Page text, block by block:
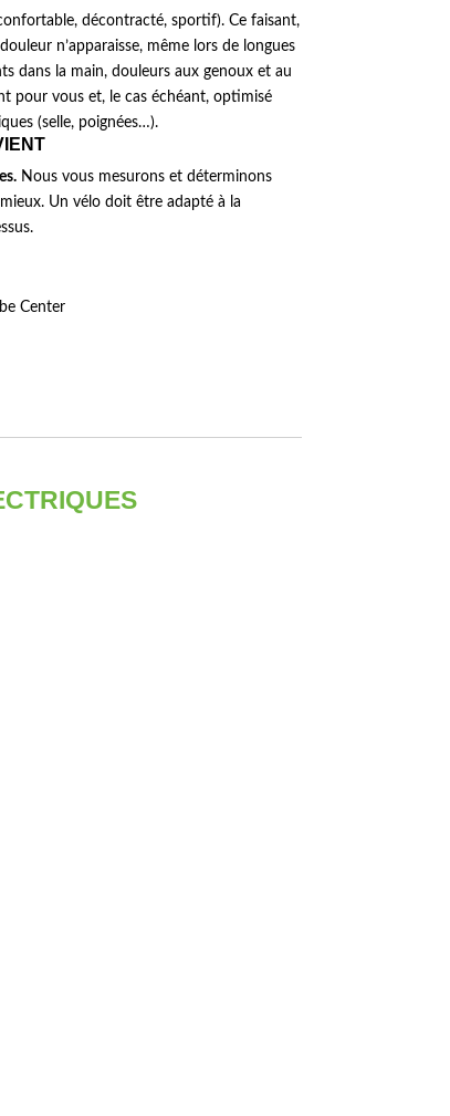
décontracté, sportif). Ce faisant,
n’apparaisse, même lors de longues
dans la main, douleurs aux genoux et au
pour vous et, le cas échéant, optimisé
(selle, poignées…).
Nous vous mesurons et déterminons
Un vélo doit être adapté à la
Center